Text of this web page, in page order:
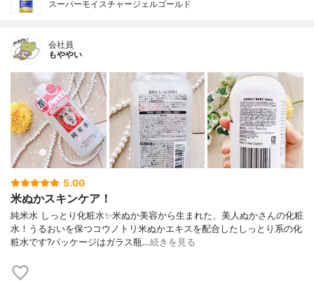
スーパーモイスチャージェルゴールド
会社員
もややい
5.00
米ぬかスキンケア！
純米水 しっとり化粧水✨米ぬか美容から生まれた、美人ぬかさんの化粧
水！うるおいを保つコウノトリ米ぬかエキスを配合したしっとり系の化
粧水です?パッケージはガラス瓶…続きを見る